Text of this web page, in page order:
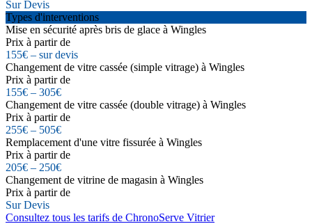
Sur Devis
Types d'interventions
Mise en sécurité après bris de glace à Wingles
Prix à partir de
155€ – sur devis
Changement de vitre cassée (simple vitrage) à Wingles
Prix à partir de
155€ – 305€
Changement de vitre cassée (double vitrage) à Wingles
Prix à partir de
255€ – 505€
Remplacement d'une vitre fissurée à Wingles
Prix à partir de
205€ – 250€
Changement de vitrine de magasin à Wingles
Prix à partir de
Sur Devis
Consultez tous les tarifs de ChronoServe Vitrier